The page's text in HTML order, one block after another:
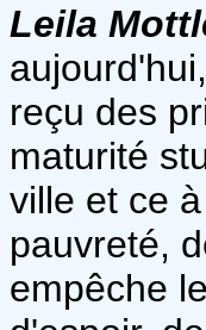
Leila
reçu des
maturité
ville et ce
pauvreté,
empêche